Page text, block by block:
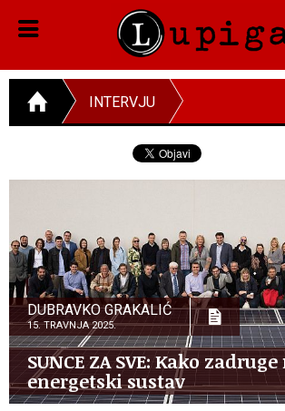
INTERVJU
DUBRAVKO GRAKALIĆ
15. TRAVNJA 2025.
SUNCE ZA SVE: Kako
energetski sustav